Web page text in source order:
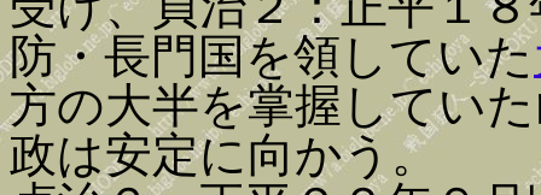
防・長門国を領していた
方の大半を掌握してい
政は安定に向かう。